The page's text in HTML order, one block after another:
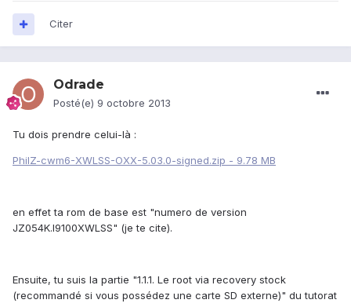
Citer
Odrade
Posté(e) 9 octobre 2013
Tu dois prendre celui-là :
PhilZ-cwm6-XWLSS-OXX-5.03.0-signed.zip - 9.78 MB
en effet ta rom de base est "numero de version
JZ054K.I9100XWLSS" (je te cite).
Ensuite, tu suis la partie "1.1.1. Le root via recovery stock
(recommandé si vous possédez une carte SD externe)" du tutorat